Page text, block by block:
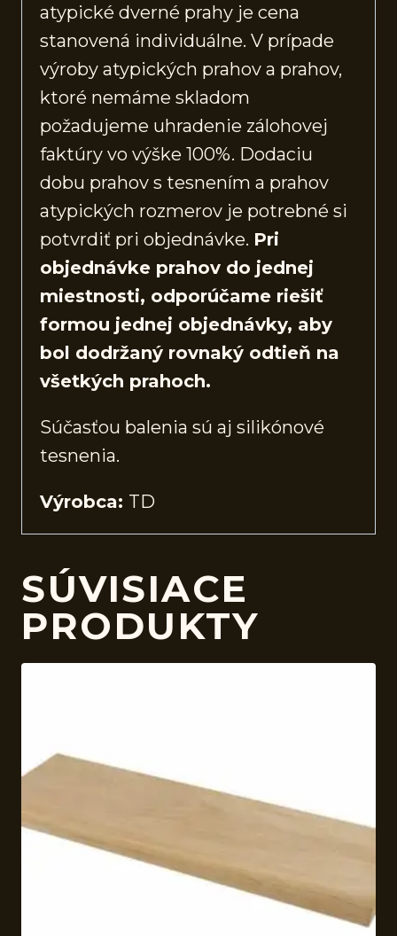
atypické dverné prahy je cena
stanovená individuálne. V prípade
výroby atypických prahov a prahov,
ktoré nemáme skladom
požadujeme uhradenie zálohovej
faktúry vo výške 100%. Dodaciu
dobu prahov s tesnením a prahov
atypických rozmerov je potrebné si
potvrdiť pri objednávke. Pri
objednávke prahov do jednej
miestnosti, odporúčame riešiť
formou jednej objednávky, aby
bol dodržaný rovnaký odtieň na
všetkých prahoch.
Súčasťou balenia sú aj silikónové
tesnenia.
Výrobca: TD
SÚVISIACE
PRODUKTY